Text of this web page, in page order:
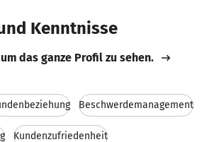
Kenntnisse
das ganze Profil zu sehen.
Beschwerdemanagement
Kundenzufriedenheit